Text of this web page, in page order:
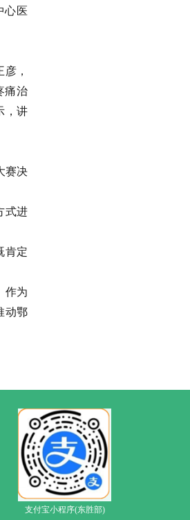
心医
，
痛治
，讲
赛决
式进
肯定
作为
动鄂
支付宝小程序(东胜部)